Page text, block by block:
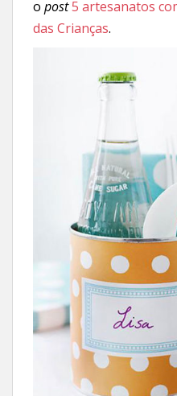
o post5 artesanatos
das Crianças.